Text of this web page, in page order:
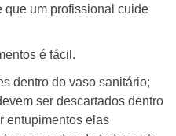
que um profissional cuide
é fácil.
dentro do vaso sanitário;
ser descartados dentro
entupimentos elas